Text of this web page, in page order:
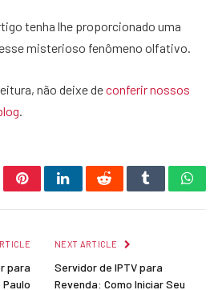
tenha lhe proporcionado uma
misterioso fenômeno olfativo.
não deixe deconferir nossos
.
PinterestLinkedInRedditTumblr
para
NEXT ARTICLE
Servidor de IPTV para
Revenda: Como Iniciar Seu